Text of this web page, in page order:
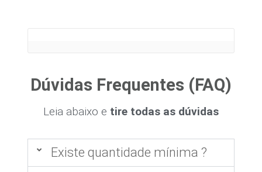
Dúvidas Frequentes (FAQ)
Leia abaixo e tire todas as dúvidas
Existe quantidade mínima ?